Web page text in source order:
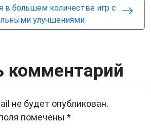
в большем количестве игр с
улучшениями
комментарий
не будет опубликован.
помечены *